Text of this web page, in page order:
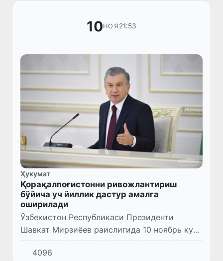
10НОЯ 21:53
Ҳукумат
Қорақалпоғистонни ривожлантириш
бўйича уч йиллик дастур амалга
оширилади
Ўзбекистон Республикаси Президенти
Шавкат Мирзиёев раислигида 10 ноябрь куни
Қорақалпоғистон Республикасини
ижтимоий-иқтисодий ривожлантириш
4096